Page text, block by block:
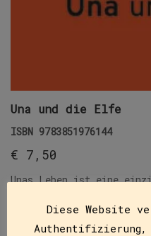
Una und die Elfe
ISBN 9783851976144
€ 7,50
Unas Leben ist eine
Sie will ein Fahrrad,
Diese Website
Authentifizierung,